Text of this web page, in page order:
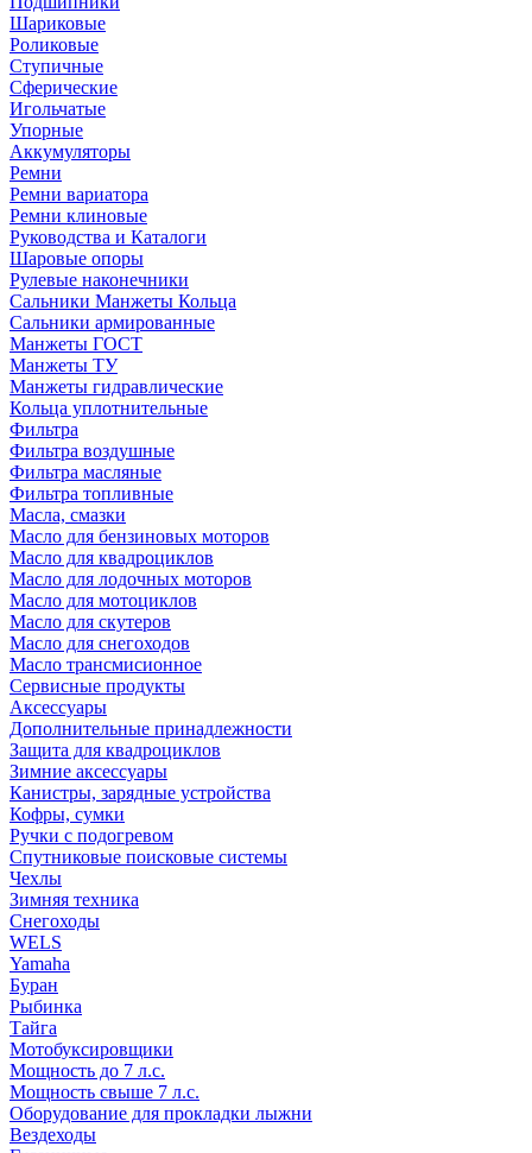
Шариковые
Роликовые
Ступичные
Сферические
Игольчатые
Упорные
Аккумуляторы
Ремни
Ремни вариатора
Ремни клиновые
Руководства и Каталоги
Шаровые опоры
Рулевые наконечники
Сальники Манжеты Кольца
Сальники армированные
Манжеты ГОСТ
Манжеты ТУ
Манжеты гидравлические
Кольца уплотнительные
Фильтра
Фильтра воздушные
Фильтра масляные
Фильтра топливные
Масла, смазки
Масло для бензиновых моторов
Масло для квадроциклов
Масло для лодочных моторов
Масло для мотоциклов
Масло для скутеров
Масло для снегоходов
Масло трансмисионное
Сервисные продукты
Аксессуары
Дополнительные принадлежности
Защита для квадроциклов
Зимние аксессуары
Канистры, зарядные устройства
Кофры, сумки
Ручки с подогревом
Спутниковые поисковые системы
Чехлы
Зимняя техника
Снегоходы
WELS
Yamaha
Буран
Рыбинка
Тайга
Мотобуксировщики
Мощность до 7 л.с.
Мощность свыше 7 л.с.
Оборудование для прокладки лыжни
Вездеходы